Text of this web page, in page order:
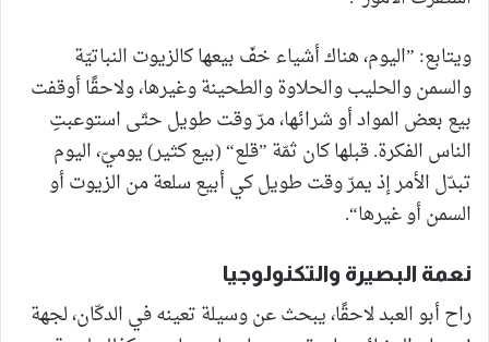
ويتابع: ”اليوم، هناك أشياء خفّ بيعها كالزيوت النباتيّة
والسمن والحليب والحلاوة والطحينة وغيرها، ولاحقًا أوقفت
بيع بعض المواد أو شرائها، مرّ وقت طويل حتّى استوعبتِ
الناس الفكرة. قبلها كان ثمّة ”قلع“ (بيع كثير) يوميّ، اليوم
تبدّل الأمر إذ يمرّ وقت طويل كي أبيع سلعة من الزيوت أو
السمن أو غيرها“.
نعمة البصيرة والتكنولوجيا
راح أبو العبد لاحقًا، يبحث عن وسيلة تعينه في الدكّان، لجهة